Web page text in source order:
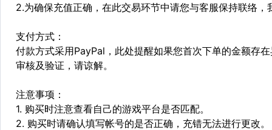
2.为确保充值正确，在此交易环节中请您与客服保持联络
支付方式：
付款方式采用PayPal，此处提醒如果您首次下单的金额存
审核及验证，请谅解。
注意事项：
1. 购买时注意查看自己的游戏平台是否匹配。
2. 购买时请确认填写帐号的是否正确，充错无法进行更改。